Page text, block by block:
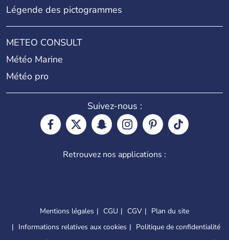
Légende des pictogrammes
METEO CONSULT
Météo Marine
Météo pro
Suivez-nous :
Retrouvez nos applications :
Mentions légales CGU CGV
Plan du site
Informations relatives aux cookies
Politique de confidentialité